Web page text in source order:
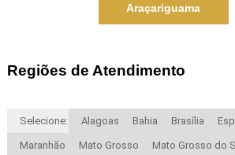
Araçariguama
Regiões de Atendimento
Selecione: Alagoas Bahia Brasília
Maranhão Mato Grosso Mato Grosso do